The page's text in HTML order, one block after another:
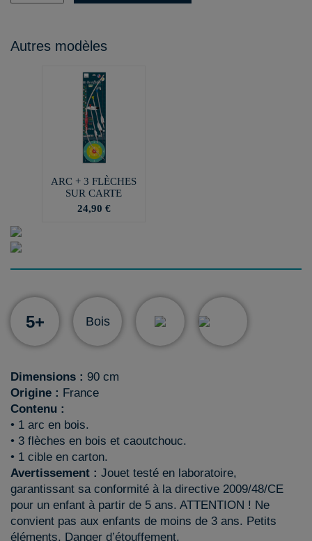
Autres modèles
ARC + 3 FLÈCHES
SUR CARTE
24,90 €
5+ Bois
Dimensions : 90 cm
Origine : France
Contenu :
• 1 arc en bois.
• 3 flèches en bois et caoutchouc.
• 1 cible en carton.
Avertissement : Jouet testé en laboratoire,
garantissant sa conformité à la directive 2009/48/CE
pour un enfant à partir de 5 ans. ATTENTION ! Ne
convient pas aux enfants de moins de 3 ans. Petits
éléments. Danger d’étouffement.